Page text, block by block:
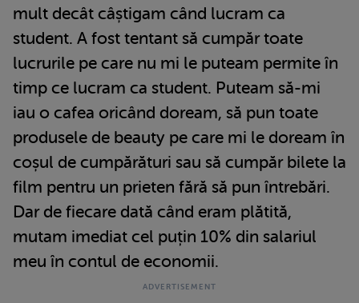
mult decât câștigam când lucram ca
student. A fost tentant să cumpăr toate
lucrurile pe care nu mi le puteam permite în
timp ce lucram ca student. Puteam să-mi
iau o cafea oricând doream, să pun toate
produsele de beauty pe care mi le doream în
coșul de cumpărături sau să cumpăr bilete la
film pentru un prieten fără să pun întrebări.
Dar de fiecare dată când eram plătită,
mutam imediat cel puțin 10% din salariul
meu în contul de economii.